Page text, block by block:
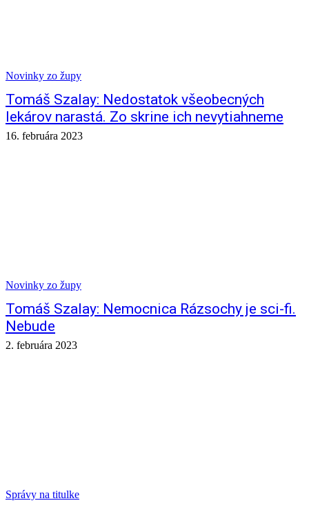
Novinky zo župy
Tomáš Szalay: Nedostatok všeobecných
lekárov narastá. Zo skrine ich nevytiahneme
16. februára 2023
Novinky zo župy
Tomáš Szalay: Nemocnica Rázsochy je sci-fi.
Nebude
2. februára 2023
Správy na titulke